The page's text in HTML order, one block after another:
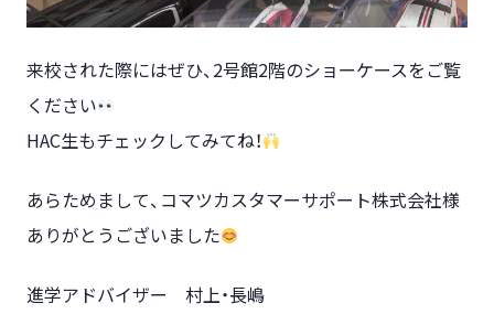
来校された際にはぜひ、2号館2階のショーケースをご覧
ください
HAC生もチェックしてみてね！
あらためまして、コマツカスタマーサポート株式会社様
ありがとうございました
進学アドバイザー 村上・長嶋